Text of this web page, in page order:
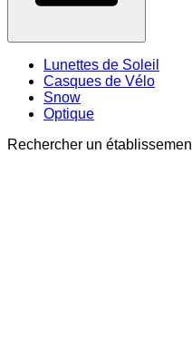
Lunettes de Soleil
Casques de Vélo
Snow
Optique
Rechercher un